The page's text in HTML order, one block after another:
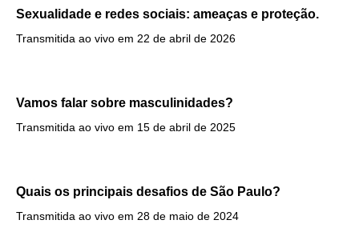
Sexualidade e redes sociais: ameaças e proteção.
Transmitida ao vivo em 22 de abril de 2026
Vamos falar sobre masculinidades?
Transmitida ao vivo em 15 de abril de 2025
Quais os principais desafios de São Paulo?
Transmitida ao vivo em 28 de maio de 2024